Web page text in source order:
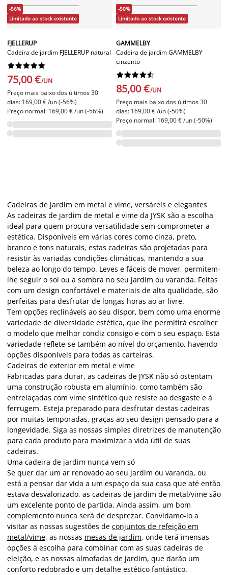
-56%
Limitado ao stock existente
FJELLERUP
Cadeira de jardim FJELLERUP natural






75,00 €/UN
Preço mais baixo dos últimos 30
dias: 169,00 € /un (-56%)
Preço normal: 169,00 € /un (-56%)
-50%
Limitado ao stock existente
GAMMELBY
Cadeira de jardim GAMMELBY
cinzento






85,00 €/UN
Preço mais baixo dos últimos 30
dias: 169,00 € /un (-50%)
Preço normal: 169,00 € /un (-50%)
Cadeiras de jardim em metal e vime, versáreis e elegantes
As cadeiras de jardim de metal e vime da JYSK são a escolha
ideal para quem procura versatilidade sem comprometer a
estética. Disponíveis em várias cores como cinza, preto,
branco e tons naturais, estas cadeiras são projetadas para
resistir às variadas condições climáticas, mantendo a sua
beleza ao longo do tempo. Leves e fáceis de mover, permitem-
lhe seguir o sol ou a sombra no seu jardim ou varanda. Feitas
com um design confortável e materiais de alta qualidade, são
perfeitas para desfrutar de longas horas ao ar livre.
Tem opções reclináveis ao seu dispor, bem como uma enorme
variedade de diversidade estética, que lhe permitirá escolher
o modelo que melhor condiz consigo e com o seu espaço. Esta
variedade reflete-se também ao nível do orçamento, havendo
opções disponíveis para todas as carteiras.
Cadeiras de exterior em metal e vime
Fabricadas para durar, as cadeiras de JYSK não só ostentam
uma construção robusta em alumínio, como também são
entrelaçadas com vime sintético que resiste ao desgaste e à
ferrugem. Esteja preparado para desfrutar destas cadeiras
por muitas temporadas, graças ao seu design pensado para a
longevidade. Siga as nossas simples diretrizes de manutenção
para cada produto para maximizar a vida útil de suas
cadeiras.
Uma cadeira de jardim nunca vem só
Se quer dar um ar renovado ao seu jardim ou varanda, ou
está a pensar dar vida a um espaço da sua casa que até então
estava desvalorizado, as cadeiras de jardim de metal/vime são
um excelente ponto de partida. Ainda assim, um bom
complemento nunca será de desprezar. Convidamo-lo a
visitar as nossas sugestões de conjuntos de refeição em
metal/vime, as nossas mesas de jardim, onde terá imensas
opções à escolha para combinar com as suas cadeiras de
eleição, e as nossas almofadas de jardim, que darão um
conforto redobrado e um detalhe estético fantástico.